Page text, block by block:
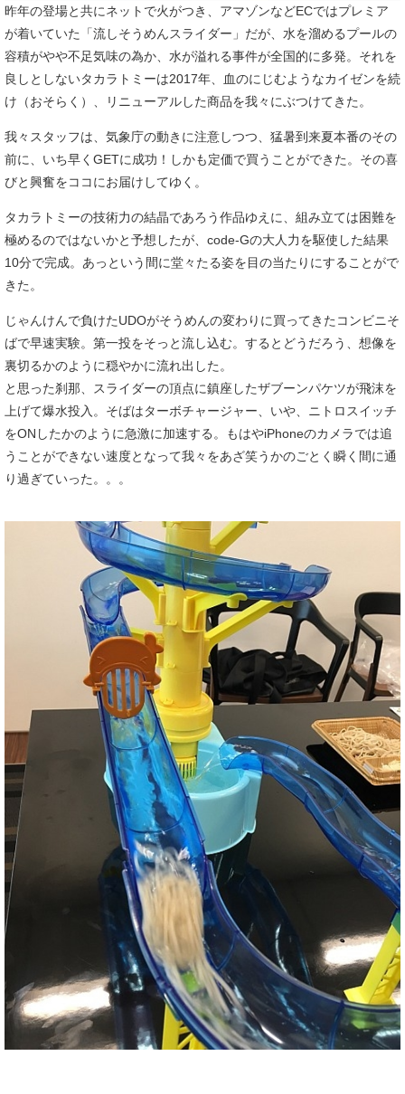
昨年の登場と共にネットで火がつき、アマゾンなどECではプレミア
が着いていた「流しそうめんスライダー」だが、水を溜めるプールの
容積がやや不足気味の為か、水が溢れる事件が全国的に多発。それを
良しとしないタカラトミーは2017年、血のにじむようなカイゼンを続
け（おそらく）、リニューアルした商品を我々にぶつけてきた。
我々スタッフは、気象庁の動きに注意しつつ、猛暑到来夏本番のその
前に、いち早くGETに成功！しかも定価で買うことができた。その喜
びと興奮をココにお届けしてゆく。
タカラトミーの技術力の結晶であろう作品ゆえに、組み立ては困難を
極めるのではないかと予想したが、code-Gの大人力を駆使した結果
10分で完成。あっという間に堂々たる姿を目の当たりにすることがで
きた。
じゃんけんで負けたUDOがそうめんの変わりに買ってきたコンビニそ
ばで早速実験。第一投をそっと流し込む。するとどうだろう、想像を
裏切るかのように穏やかに流れ出した。
と思った刹那、スライダーの頂点に鎮座したザブーンパケツが飛沫を
上げて爆水投入。そばはターボチャージャー、いや、ニトロスイッチ
をONしたかのように急激に加速する。もはやiPhoneのカメラでは追
うことができない速度となって我々をあざ笑うかのごとく瞬く間に通
り過ぎていった。。。